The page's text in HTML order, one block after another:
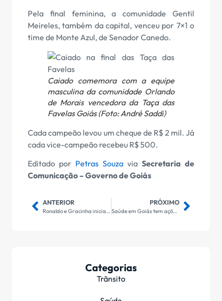
Pela final feminina, a comunidade Gentil
Meireles, também da capital, venceu por 7×1 o
time de Monte Azul, de Senador Canedo.
Caiado comemora com a equipe
masculina da comunidade Orlando
de Morais vencedora da Taça das
Favelas Goiás (Foto: André Saddi)
Cada campeão levou um cheque de R$ 2 mil. Já
cada vice-campeão recebeu R$ 500.
Editado por Petras Souza via Secretaria de
Comunicação – Governo de Goiás
ANTERIOR
Ronaldo e Gracinha iniciam entrega de brinquedos do Natal do Bem 2023
PRÓXIMO
Saúde em Goiás tem ações contínuas para prevenir câncer de mama
Categorias
Trãnsito